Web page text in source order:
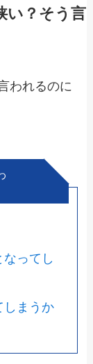
い？そう言
われるのに
ってし
しまうか